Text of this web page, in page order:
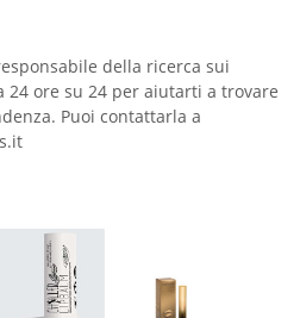
della ricerca sui
24 ore su 24 per aiutarti a trovare
Puoi contattarla a